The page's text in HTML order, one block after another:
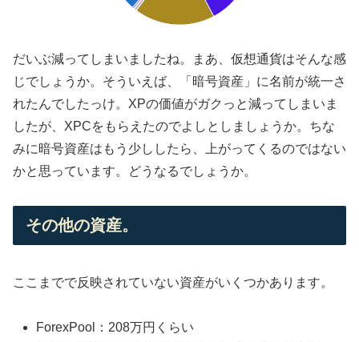
だいぶ減ってしまいましたね。まあ、仮想通貨はそんな感
じでしょうか。そういえば、「暗号資産」に名前が統一さ
れたんでしたっけ。XPの価値がガクっと減ってしまいま
したが、XPCをもらえたのでよしとしましょうか。ちな
みに暗号資産はもう少ししたら、上がってくるのではない
かと思っています。どうなるでしょうか。
その他の資産。
ここまでで反映されていない資産がいくつかあります。
ForexPool：208万円くらい